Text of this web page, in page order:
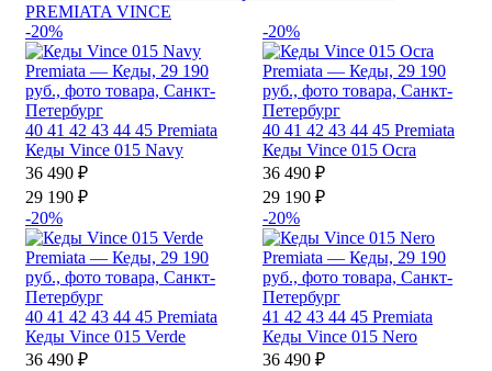
PREMIATA VINCE
-20%
40 41 42 43 44 45 Premiata
Кеды Vince 015 Navy
36 490 ₽
29 190 ₽
-20%
40 41 42 43 44 45 Premiata
Кеды Vince 015 Ocra
36 490 ₽
29 190 ₽
-20%
40 41 42 43 44 45 Premiata
Кеды Vince 015 Verde
36 490 ₽
-20%
41 42 43 44 45 Premiata
Кеды Vince 015 Nero
36 490 ₽